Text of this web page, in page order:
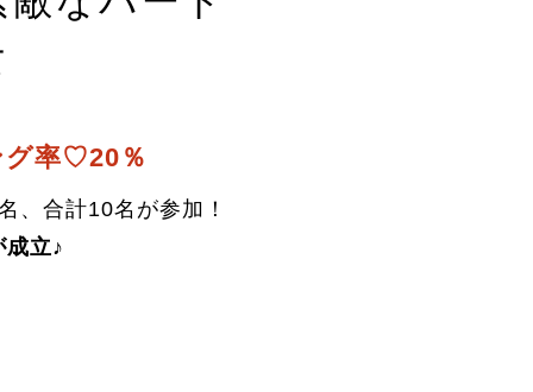
率♡20％
、合計10名が参加！
立♪